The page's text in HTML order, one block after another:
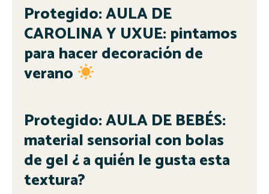
Protegido: AULA DE
CAROLINA Y UXUE: pintamos
para hacer decoración de
verano
Protegido: AULA DE BEBÉS:
material sensorial con bolas
de gel ¿ a quién le gusta esta
textura?